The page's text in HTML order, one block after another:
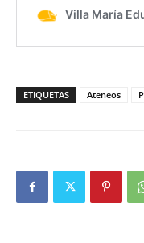
ETIQUETAS Ateneos